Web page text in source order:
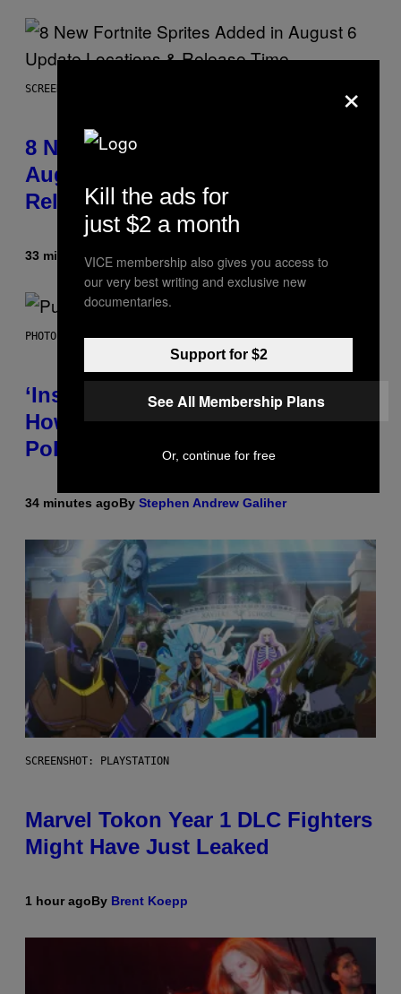
SCREENSHOT: EPIC GAMES
8 New Fortnite Sprites Added in
August 6 Update – Locations &
Release Time
33 minutes ago Brent Koepp
PHOTO BY GIE KNAEPS/GETTY IMAGES
‘Inspire Without Being Preachy’:
How a Breakup and Bush-Era
Politics Helped Create This L7 Hit
34 minutes agoBy Stephen Andrew Galiher
SCREENSHOT: PLAYSTATION
Marvel Tokon Year 1 DLC Fighters
Might Have Just Leaked
1 hour agoBy Brent Koepp
×
Kill the ads for
just $2 a month
VICE membership also gives you access to
our very best writing and exclusive new
documentaries.
Support for $2
See All Membership Plans
Or, continue for free